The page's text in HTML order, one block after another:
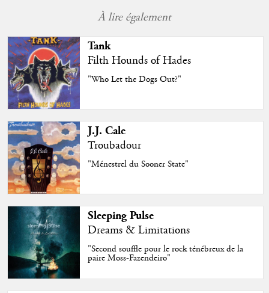
À lire également
Tank
Filth Hounds of Hades
"Who Let the Dogs Out?"
J.J. Cale
Troubadour
"Ménestrel du Sooner State"
Sleeping Pulse
Dreams & Limitations
"Second souffle pour le rock ténébreux de la
paire Moss-Fazendeiro"